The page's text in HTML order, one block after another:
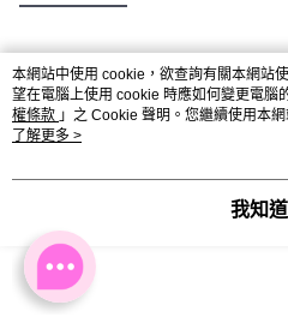
熱門標籤
本網站中使用 cookie，欲查詢有關本網站
望在電腦上使用 cookie 時應如何變更電腦
權條款 」之 Cookie 聲明。您繼續使用本
用條款之 Cookie 聲明使用 cookie。
了解更多 >
我知